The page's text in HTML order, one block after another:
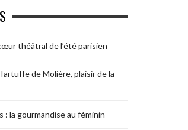
théâtral de l’été parisien
de Molière, plaisir de la
: la gourmandise au féminin